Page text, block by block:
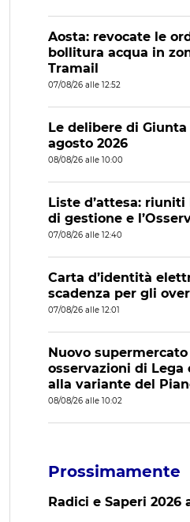
Aosta: revocate le
bollitura acqua in
Tramail
07/08/26 alle 12:52
Le delibere di Giunta
agosto 2026
08/08/26 alle 10:00
Liste d’attesa: riuniti
di gestione e
07/08/26 alle 12:40
Carta d’identità
scadenza per gli
07/08/26 alle 12:01
Nuovo
osservazioni di Lega
alla variante del
08/08/26 alle 10:02
Prossimamente
Radici e Saperi 2026